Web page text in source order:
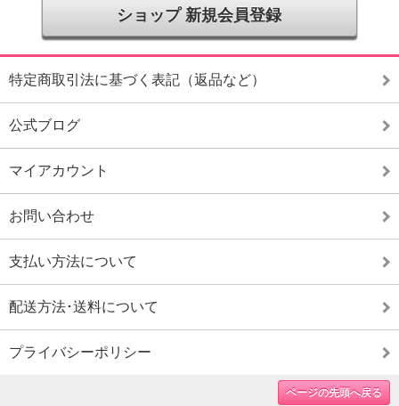
ショップ 新規会員登録
特定商取引法に基づく表記（返品など）
公式ブログ
マイアカウント
お問い合わせ
支払い方法について
配送方法･送料について
プライバシーポリシー
ページの先頭へ戻る